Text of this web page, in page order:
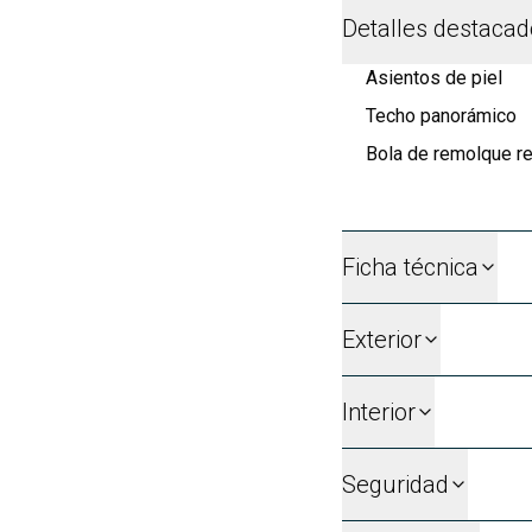
Detalles
Asientos de piel
Techo panorámico
Bola de remolque
Ficha técnica
Exterior
Interior
Seguridad